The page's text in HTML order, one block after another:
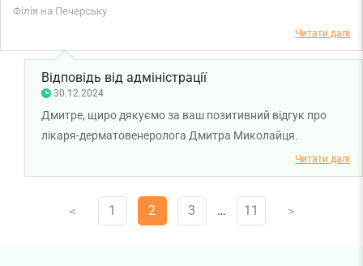
з першого звернення. Дякуємо за турботу та підтримку!
Філія на Печерську
Читати далі
Відповідь від адміністрації
30.12.2024
Дмитре, щиро дякуємо за ваш позитивний відгук про
лікаря-дерматовенеролога Дмитра Миколайця.
Читати далі
V 1 2 3 … 11 V